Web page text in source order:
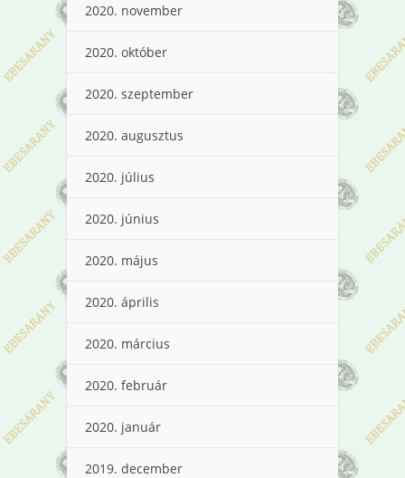
2020. november
2020. október
2020. szeptember
2020. augusztus
2020. július
2020. június
2020. május
2020. április
2020. március
2020. február
2020. január
2019. december